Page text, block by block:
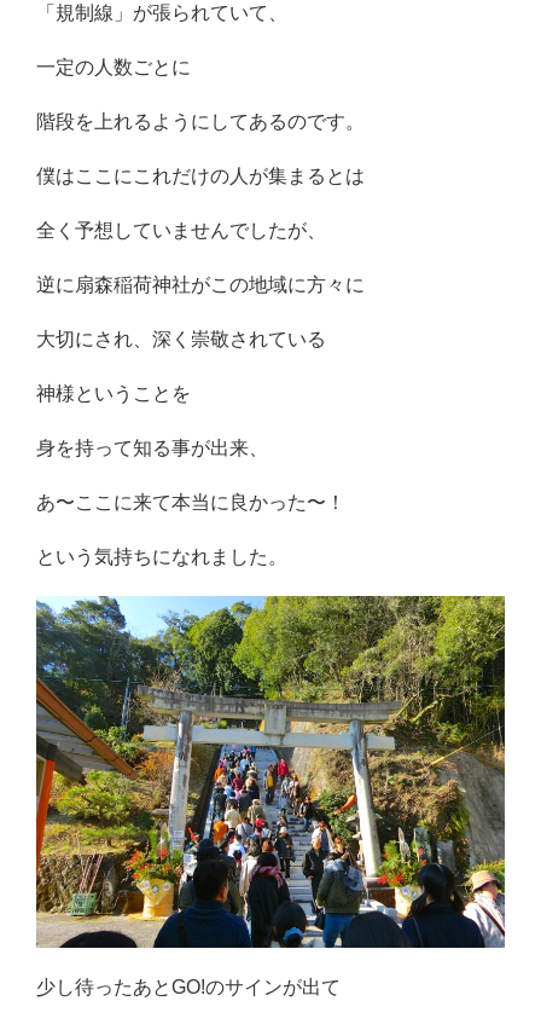
「規制線」が張られていて、
一定の人数ごとに
階段を上れるようにしてあるのです。
僕はここにこれだけの人が集まるとは
全く予想していませんでしたが、
逆に扇森稲荷神社がこの地域に方々に
大切にされ、深く崇敬されている
神様ということを
身を持って知る事が出来、
あ〜ここに来て本当に良かった〜！
という気持ちになれました。
少し待ったあとGO!のサインが出て